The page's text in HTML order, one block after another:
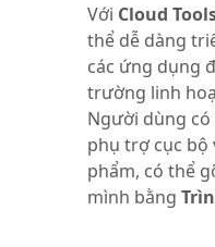
Với Cloud
thể dễ dàng
các ứng dụng
trường linh
Người dùng
phụ trợ cục bộ
phẩm, có thể
mình bằng